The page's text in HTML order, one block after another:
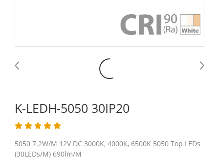
K-LEDH-5050 30IP20
5050 7.2W/M 12V DC 3000K, 4000K, 6500K 5050 Top LEDs
(30LEDs/M) 690lm/M